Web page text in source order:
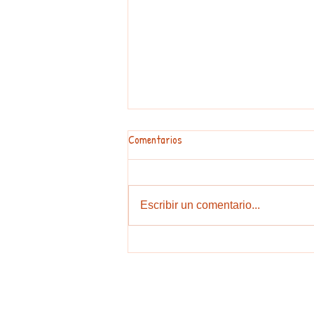
Aida Melina, los Salgado y el fino
Comentarios
Escribir un comentario...